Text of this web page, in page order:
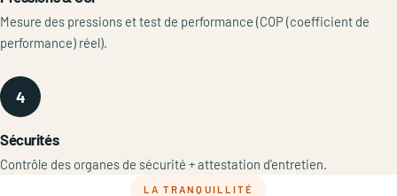
Mesure des pressions et test de performance (COP (coefficient de
performance) réel).
4
Sécurités
Contrôle des organes de sécurité + attestation d'entretien.
LA TRANQUILLITÉ